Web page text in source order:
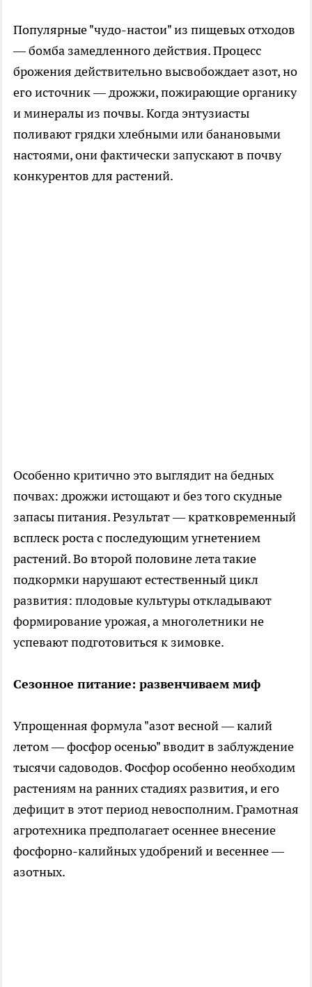
Популярные "чудо-настои" из пищевых отходов
— бомба замедленного действия. Процесс
брожения действительно высвобождает азот, но
его источник — дрожжи, пожирающие органику
и минералы из почвы. Когда энтузиасты
поливают грядки хлебными или банановыми
настоями, они фактически запускают в почву
конкурентов для растений.
Особенно критично это выглядит на бедных
почвах: дрожжи истощают и без того скудные
запасы питания. Результат — кратковременный
всплеск роста с последующим угнетением
растений. Во второй половине лета такие
подкормки нарушают естественный цикл
развития: плодовые культуры откладывают
формирование урожая, а многолетники не
успевают подготовиться к зимовке.
Сезонное питание: развенчиваем миф
Упрощенная формула "азот весной — калий
летом — фосфор осенью" вводит в заблуждение
тысячи садоводов. Фосфор особенно необходим
растениям на ранних стадиях развития, и его
дефицит в этот период невосполним. Грамотная
агротехника предполагает осеннее внесение
фосфорно-калийных удобрений и весеннее —
азотных.